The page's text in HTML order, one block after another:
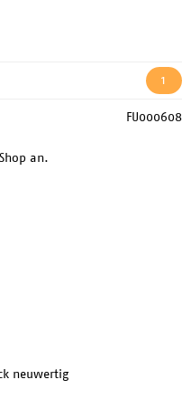
1
FU000608
an.
neuwertig